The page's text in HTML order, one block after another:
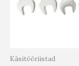
Käsitööriistad